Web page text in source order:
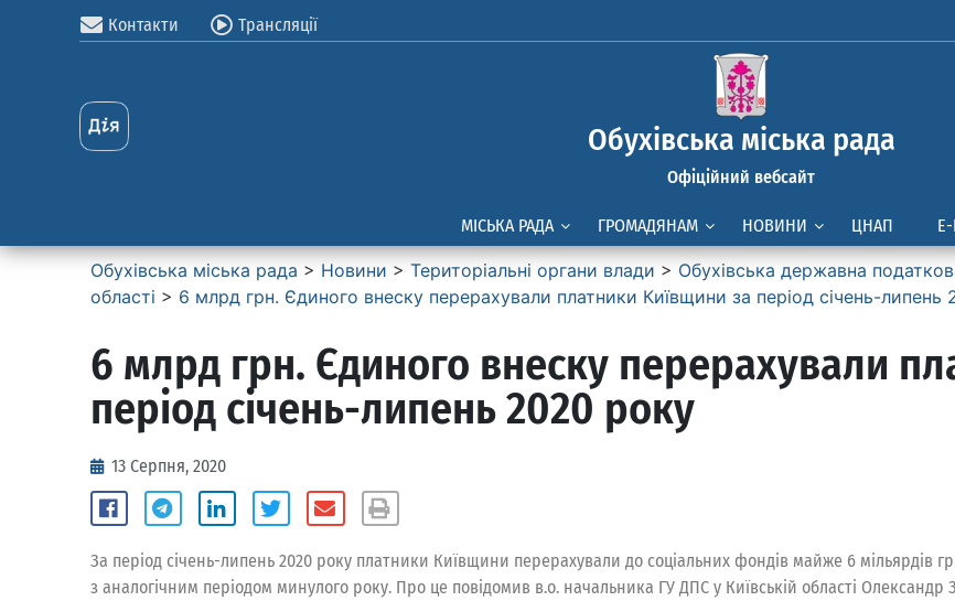
Контакти Трансляції
Обухівська міська рада
Офіційний вебсайт
МІСЬКА РАДА ГРОМАДЯНАМ НОВИНИ ЦНАП
Обухівська міська рада > Новини > Територіальні органи влади > Обухівська державна
області > 6 млрд грн. Єдиного внеску перерахували платники Київщини за період січень-липень
6 млрд грн. Єдиного внеску перерахували
період січень-липень 2020 року
13 Серпня, 2020
За період січень-липень 2020 року платники Київщини перерахували до соціальних фондів майже 6 мільярдів
з аналогічним періодом минулого року. Про це повідомив в.о. начальника ГУ ДПС у Київській області Олександр